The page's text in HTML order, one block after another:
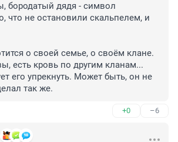
бородатый дядя - символ
что не остановили скальпелем, и
о своей семье, о своём клане.
есть кровь по другим кланам...
его упрекнуть. Может быть, он не
так же.
+0 –6